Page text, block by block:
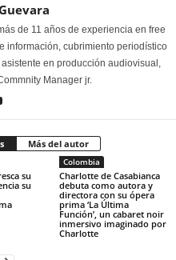
de 11 años de experiencia en free
información, cubrimiento periodístico
en producción audiovisual,
Manager jr.
Más del autor
su
su
Colombia
Charlotte de Casabianca
debuta como autora y
directora con su ópera
prima ‘La Última
Función’, un cabaret noir
inmersivo imaginado por
Charlotte